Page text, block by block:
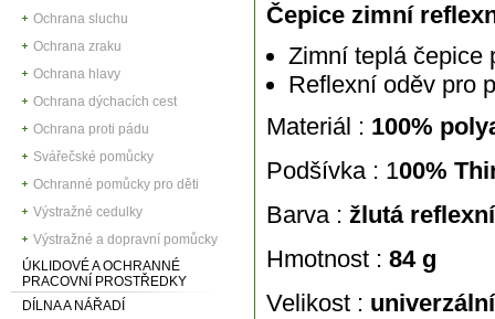
Ochrana sluchu
Ochrana zraku
Ochrana hlavy
Ochrana dýchacích cest
Ochrana proti pádu
Svářečské pomůcky
Ochranné pomůcky pro děti
Výstražné cedulky
Výstražné a dopravní pomůcky
ÚKLIDOVÉ A OCHRANNÉ
PRACOVNÍ PROSTŘEDKY
DÍLNA A NÁŘADÍ
Čepice zimní
Zimní teplá čepice
Reflexní oděv pro
Materiál : 100%
Podšívka : 100%
Barva : žlutá reflexní
Hmotnost : 84 g
Velikost : univerzální